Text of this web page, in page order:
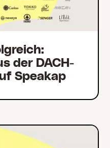
der DACH-
Speakap